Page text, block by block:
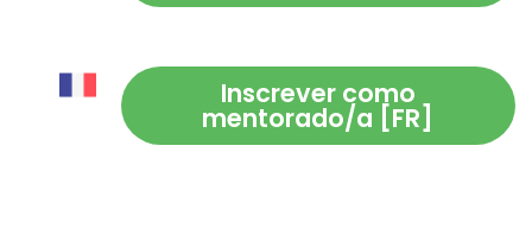
Inscrever como
mentorado/a [FR]